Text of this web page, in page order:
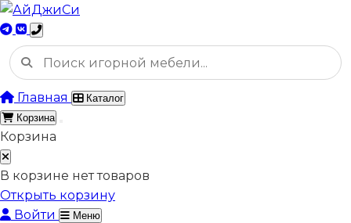
Главная
Каталог
Корзина
Корзина
В корзине нет товаров
Открыть корзину
Войти
Меню